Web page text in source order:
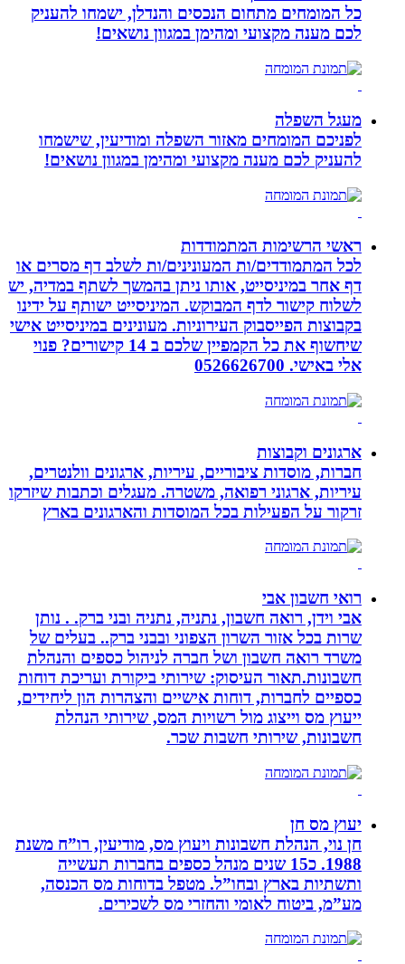
כל המומחים מתחום הנכסים והנדלן, ישמחו להעניק
לכם מענה מקצועי ומהימן במגוון נושאים!
מעגל השפלה
לפניכם המומחים מאזור השפלה ומודיעין, שישמחו
להעניק לכם מענה מקצועי ומהימן במגוון נושאים!
ראשי הרשימות המתמודדות
לכל המתמודדים/ות המעונינים/ות לשלב דף מסרים או
דף אחר במיניסייט, אותו ניתן בהמשך לשתף במדיה, יש
לשלוח קישור לדף המבוקש. המיניסייט ישותף על ידינו
בקבוצות הפייסבוק העירוניות. מעונינים במיניסייט אישי
שיחשוף את כל הקמפיין שלכם ב 14 קישורים? פנוי
אלי באישי. 0526626700
ארגונים וקבוצות
חברות, מוסדות ציבוריים, עיריות, ארגונים וולנטרים,
עיריות, ארגוני רפואה, משטרה. מעגלים וכתבות שיזרקו
זרקור על הפעילות בכל המוסדות והארגונים בארץ
רואי חשבון אבי
אבי וידן, רואה חשבון, נתניה, נתניה ובני ברק. . נותן
שרות בכל אזור השרון הצפוני ובבני ברק.. בעלים של
משרד רואה חשבון ושל חברה לניהול כספים והנהלת
חשבונות.תאור העיסוק: שירותי ביקורת ועריכת דוחות
כספיים לחברות, דוחות אישיים והצהרות הון ליחידים,
ייעוץ מס וייצוג מול רשויות המס, שירותי הנהלת
חשבונות, שירותי חשבות שכר.
יעוץ מס חן
חן נוי, הנהלת חשבונות ויעוץ מס, מודיעין, רו”ח משנת
1988. כ15 שנים מנהל כספים בחברות תעשייה
ותשתיות בארץ ובחו”ל. מטפל בדוחות מס הכנסה,
מע”מ, ביטוח לאומי והחזרי מס לשכירים.